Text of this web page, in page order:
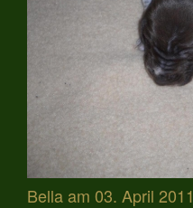
Bella am 03. April 2011